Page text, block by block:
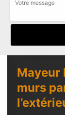
Mayeur
murs